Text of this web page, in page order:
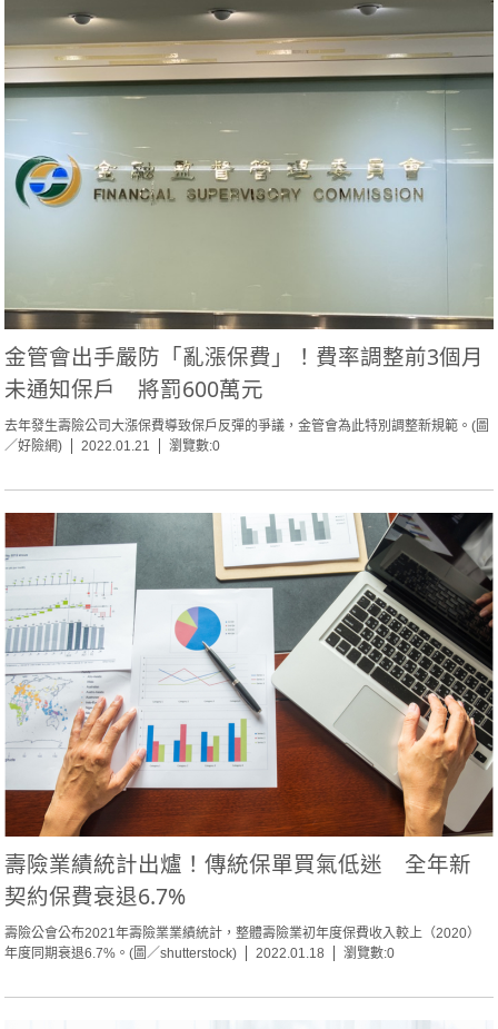
金管會出手嚴防「亂漲保費」！費率調整前3個月
未通知保戶 將罰600萬元
去年發生壽險公司大漲保費導致保戶反彈的爭議，金管會為此特別調整新規範。(圖
／好險網)
2022.01.21 瀏覽數:0
壽險業績統計出爐！傳統保單買氣低迷 全年新
契約保費衰退6.7%
壽險公會公布2021年壽險業業績統計，整體壽險業初年度保費收入較上（2020）
年度同期衰退6.7%。(圖／shutterstock)
2022.01.18 瀏覽數:0